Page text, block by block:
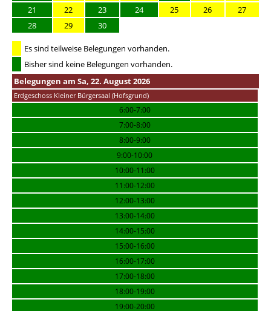
21
22 23 24 25 26
27
28
29 30
Es sind teilweise Belegungen vorhanden.
Bisher sind keine Belegungen vorhanden.
Belegungen am Sa, 22. August 2026
Erdgeschoss Kleiner Bürgersaal (Hofsgrund)
6:00-7:00
7:00-8:00
8:00-9:00
9:00-10:00
10:00-11:00
11:00-12:00
12:00-13:00
13:00-14:00
14:00-15:00
15:00-16:00
16:00-17:00
17:00-18:00
18:00-19:00
19:00-20:00